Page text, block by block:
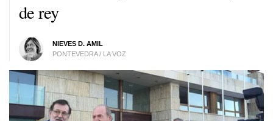
de rey
NIEVES D. AMIL
PONTEVEDRA / LA VOZ